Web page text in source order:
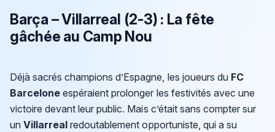
Barça – Villarreal (2-3) : La fête
gâchée au Camp Nou
Déjà sacrés champions d’Espagne, les joueurs du FC
Barcelone espéraient prolonger les festivités avec une
victoire devant leur public. Mais c’était sans compter sur
unVillarreal redoutablement opportuniste, qui a su